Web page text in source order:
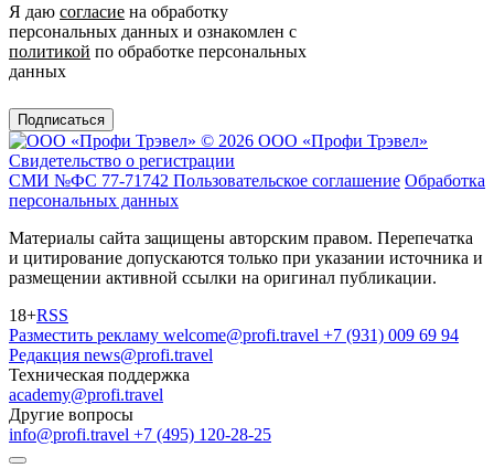
Я даю согласие на обработку
персональных данных и ознакомлен с
политикой по обработке персональных
данных
Подписаться
© 2026 ООО «Профи Трэвeл»
Свидетельство о регистрации
СМИ №ФС 77-71742 Пользовательское соглашение Обработка
персональных данных
Материалы сайта защищены авторским правом. Перепечатка
и цитирование допускаются только при указании источника и
размещении активной ссылки на оригинал публикации.
18+RSS
Разместить рекламу welcome@profi.travel +7 (931) 009 69 94
Редакция news@profi.travel
Техническая поддержка
academy@profi.travel
Другие вопросы
info@profi.travel +7 (495) 120-28-25